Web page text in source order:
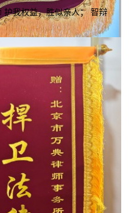
护我权益，胜似亲人； 智辩